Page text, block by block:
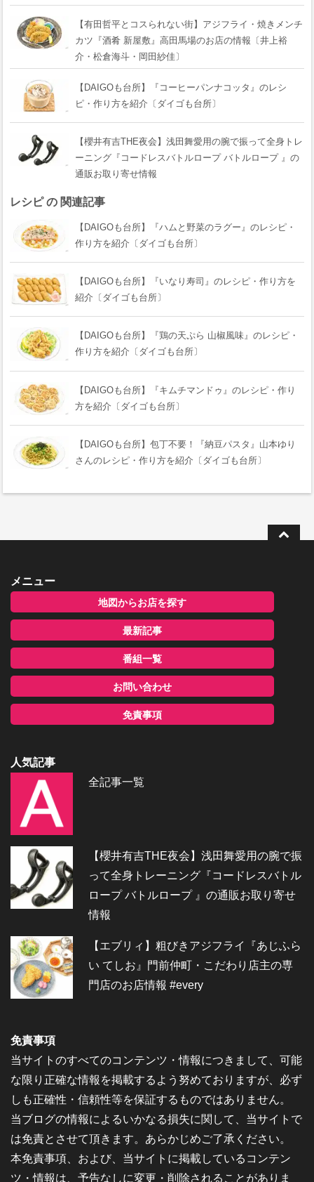
【有田哲平とコスられない街】アジフライ・焼きメンチ
カツ『酒肴 新屋敷』高田馬場のお店の情報〔井上裕
介・松倉海斗・岡田紗佳〕
【DAIGOも台所】『コーヒーパンナコッタ』のレシ
ピ・作り方を紹介〔ダイゴも台所〕
【櫻井有吉THE夜会】浅田舞愛用の腕で振って全身トレ
ーニング『コードレスバトルロープ バトルロープ 』の
通販お取り寄せ情報
レシピ の 関連記事
【DAIGOも台所】『ハムと野菜のラグー』のレシピ・
作り方を紹介〔ダイゴも台所〕
【DAIGOも台所】『いなり寿司』のレシピ・作り方を
紹介〔ダイゴも台所〕
【DAIGOも台所】『鶏の天ぷら 山椒風味』のレシピ・
作り方を紹介〔ダイゴも台所〕
【DAIGOも台所】『キムチマンドゥ』のレシピ・作り
方を紹介〔ダイゴも台所〕
【DAIGOも台所】包丁不要！『納豆パスタ』山本ゆり
さんのレシピ・作り方を紹介〔ダイゴも台所〕
メニュー
地図からお店を探す
最新記事
番組一覧
お問い合わせ
免責事項
人気記事
全記事一覧
【櫻井有吉THE夜会】浅田舞愛用の腕で振
って全身トレーニング『コードレスバトル
ロープ バトルロープ 』の通販お取り寄せ
情報
【エブリィ】粗びきアジフライ『あじふら
い てしお』門前仲町・こだわり店主の専
門店のお店情報 #every
免責事項
当サイトのすべてのコンテンツ・情報につきまして、可能
な限り正確な情報を掲載するよう努めておりますが、必ず
しも正確性・信頼性等を保証するものではありません。
当ブログの情報によるいかなる損失に関して、当サイトで
は免責とさせて頂きます。あらかじめご了承ください。
本免責事項、および、当サイトに掲載しているコンテン
ツ・情報は、予告なしに変更・削除されることがありま